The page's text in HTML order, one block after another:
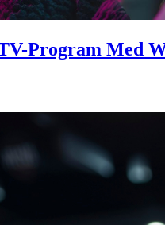
Program Med